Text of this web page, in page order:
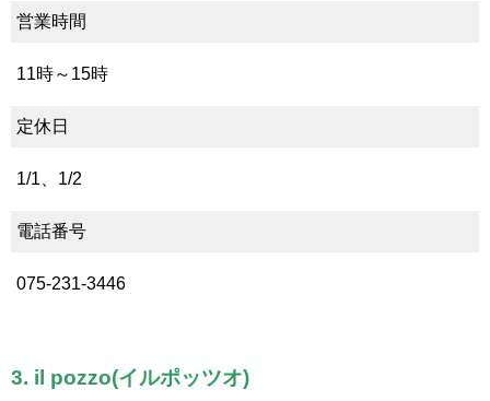
営業時間
11時～15時
定休日
1/1、1/2
電話番号
075-231-3446
3. il pozzo(イルポッツオ)